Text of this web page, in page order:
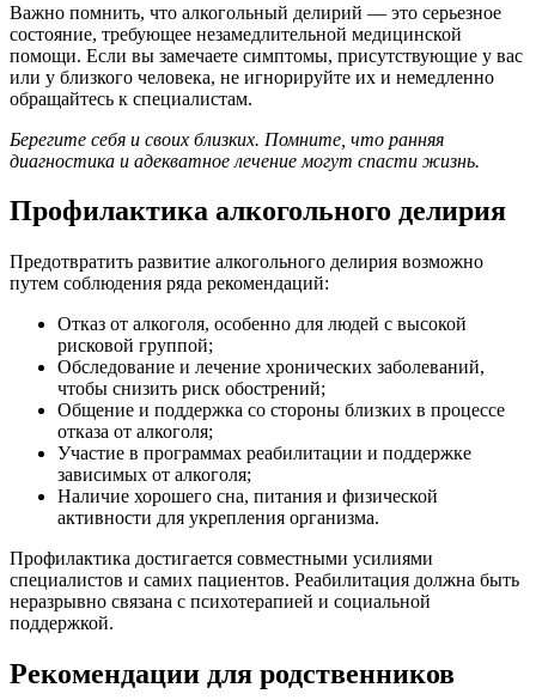
Важно помнить, что алкогольный делирий — это серьезное
состояние, требующее незамедлительной медицинской
помощи. Если вы замечаете симптомы, присутствующие у вас
или у близкого человека, не игнорируйте их и немедленно
обращайтесь к специалистам.
Берегите себя и своих близких. Помните, что ранняя
диагностика и адекватное лечение могут спасти жизнь.
Профилактика алкогольного делирия
Предотвратить развитие алкогольного делирия возможно
путем соблюдения ряда рекомендаций:
Отказ от алкоголя, особенно для людей с высокой
рисковой группой;
Обследование и лечение хронических заболеваний,
чтобы снизить риск обострений;
Общение и поддержка со стороны близких в процессе
отказа от алкоголя;
Участие в программах реабилитации и поддержке
зависимых от алкоголя;
Наличие хорошего сна, питания и физической
активности для укрепления организма.
Профилактика достигается совместными усилиями
специалистов и самих пациентов. Реабилитация должна быть
неразрывно связана с психотерапией и социальной
поддержкой.
Рекомендации для родственников